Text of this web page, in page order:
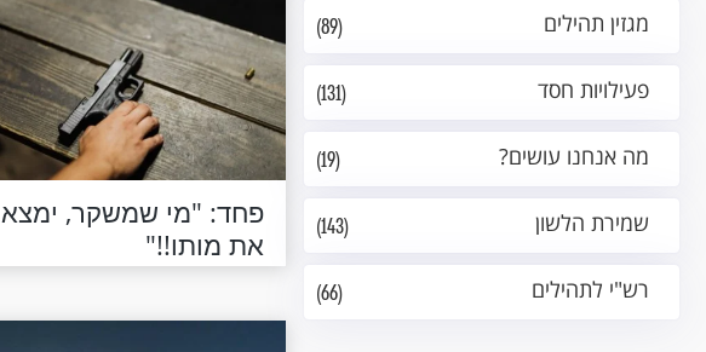
(89) מגזין תהילים
(131) פעילויות חסד
(19) מה אנחנו עושים?
(143) שמירת הלשון
(66) רש"י לתהילים
פחד: "מי שמשקר, ימצא
את מותו!!"